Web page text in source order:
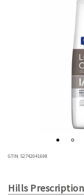
GTIN:52742041698
Hills